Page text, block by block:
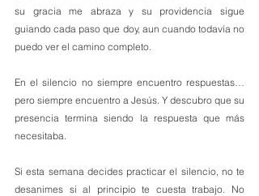
su gracia me abraza y su providencia sigue
guiando cada paso que doy, aun cuando todavía no
puedo ver el camino completo.
En el silencio no siempre encuentro respuestas…
pero siempre encuentro a Jesús. Y descubro que su
presencia termina siendo la respuesta que más
necesitaba.
Si esta semana decides practicar el silencio, no te
desanimes si al principio te cuesta trabajo. No